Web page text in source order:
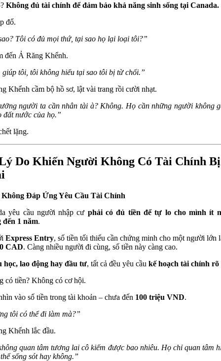
Không đủ tài chính để đảm bảo khả năng sinh sống tại Canada.
đổ.
Tôi có đủ mọi thứ, tại sao họ lại loại tôi?”
đến Ả Răng Khểnh.
giúp tôi, tôi không hiểu tại sao tôi bị từ chối.”
Khểnh cầm bộ hồ sơ, lật vài trang rồi cười nhạt.
người ta cần nhân tài à? Không. Họ cần những người không
đất nước của họ.”
lặng.
Do Khiến Người Không Có Tài Chính Bị
Không Đáp Ứng Yêu Cầu Tài Chính
yêu cầu người nhập cư phải có đủ tiền để tự lo cho mình ít
đến 1 năm.
Express Entry, số tiền tối thiểu cần chứng minh cho một người lớn
CAD. Càng nhiều người đi cùng, số tiền này càng cao.
học, lao động hay đầu tư, tất cả đều yêu cầu kế hoạch tài chính rõ
có tiền? Không có cơ hội.
vào số tiền trong tài khoản – chưa đến 100 triệu VND.
tôi có thể đi làm mà?”
Khểnh lắc đầu.
quan tâm tương lai cô kiếm được bao nhiêu. Họ chỉ quan tâm
sống sót hay không.”